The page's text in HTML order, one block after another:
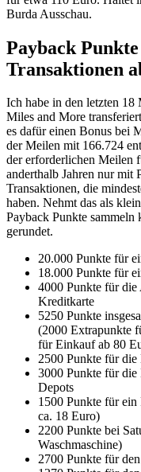
Burda Ausschau.
Payback
Transaktionen
Ich habe in den letzten 18
Miles and More
es dafür einen Bonus bei
der Meilen mit 166.724
der erforderlichen Meilen
anderthalb Jahren nur mit
Transaktionen, die
haben. Nehmt das als
Payback Punkte
gerundet.
20.000 Punkte für
18.000 Punkte für
4000 Punkte für
Kreditkarte
5250 Punkte
(2000 Extrapunkte
für Einkauf ab 80
2500 Punkte für
3000 Punkte für die
Depots
1500 Punkte für
ca. 18 Euro)
2200 Punkte bei
Waschmaschine)
2700 Punkte für